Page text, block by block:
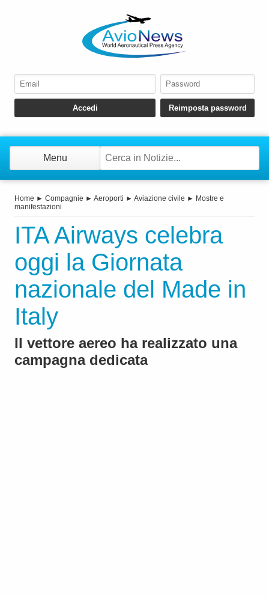
Menu
Home ► Compagnie ► Aeroporti ► Aviazione civile ► Mostre e
manifestazioni
ITA Airways celebra
oggi la Giornata
nazionale del Made in
Italy
Il vettore aereo ha realizzato una
campagna dedicata